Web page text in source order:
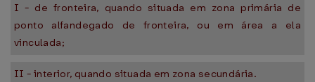
I - de fronteira, quando situada em zona primária de
ponto alfandegado de fronteira, ou em área a ela
vinculada;
II - interior, quando situada em zona secundária.